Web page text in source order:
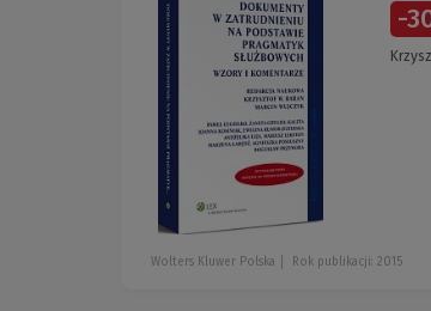
-
Wolters Kluwer Polska Rok publikacji: 2015